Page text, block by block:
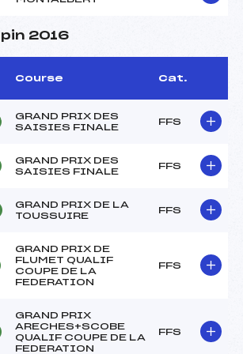
2016
Course Cat.
GRAND PRIX DES
SAISIES FINALE
FFS
GRAND PRIX DES
SAISIES FINALE
FFS
GRAND PRIX DE LA
TOUSSUIRE
FFS
GRAND PRIX DE
FLUMET QUALIF
COUPE DE LA
FEDERATION
FFS
GRAND PRIX
ARECHES+SCOBE
QUALIF COUPE DE LA
FEDERATION
FFS